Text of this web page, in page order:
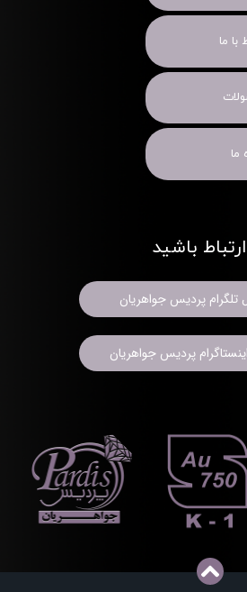
با ما
ما
باشید
تلگرام پردیس جواهریان
پردیس جواهریان